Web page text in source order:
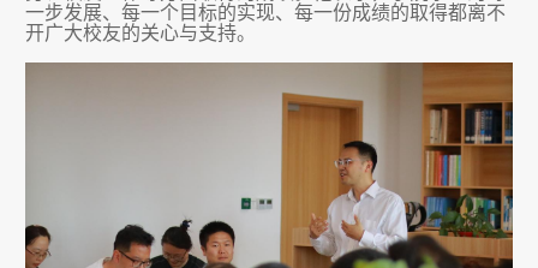
一步发展、每一个目标的实现、每一份成绩的取得都离不
开广大校友的关心与支持。